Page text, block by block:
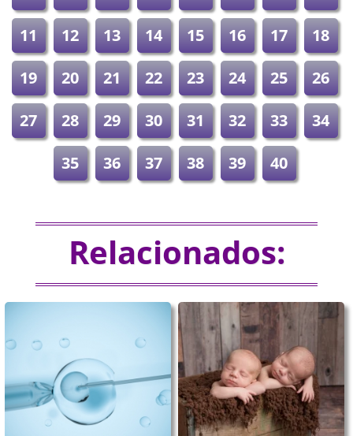
11
12 13 14 15 16 17
18
19
20 21 22 23 24 25
26
27
28 29 30 31 32 33
34
35
36 37 38 39 40
Relacionados: